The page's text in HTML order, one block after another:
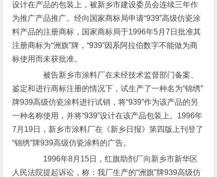
设计在产品的包装上，被新乡市建设委员会连续三年作
为推广产品推广。经向国家商标局申请“939”高级仿瓷涂
料产品的注册商标，国家商标局于1996年5月7日批准其
注册商标为“洲旗”牌，“939”因系阿拉伯数字不能做为商
标使用而未获批准。
被告新乡市涂料厂在未经技术监督部门备案、
鉴定和进行商标注册的情况下，试生产了一种名为“锦绣”
牌939高级仿瓷涂料进行试销，将“939”作为该产品的另
一种名称使用，并将“939”设计在该产品包装上。1996年
7月19日，新乡市涂料厂在《新乡日报》第四版上刊登了
“锦绣”牌939高级仿瓷涂料的广告。
1996年8月15日，红旗助剂厂向新乡市新华区
人民法院提起诉讼，称：我厂生产的“洲旗”牌939高级仿